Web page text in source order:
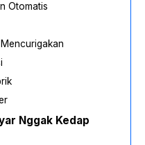
Otomatis
Nggak Kedap